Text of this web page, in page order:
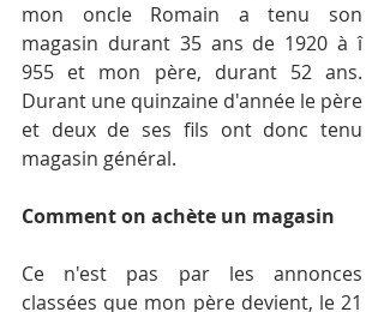
mon oncle Romain a tenu son
magasin durant 35 ans de 1920 à î
955 et mon père, durant 52 ans.
Durant une quinzaine d'année le père
et deux de ses fils ont donc tenu
magasin général.
Comment on achète un magasin
Ce n'est pas par les annonces
classées que mon père devient, le 21